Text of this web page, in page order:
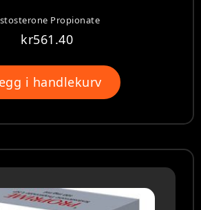
Propionate
kr561.40
i handlekurv